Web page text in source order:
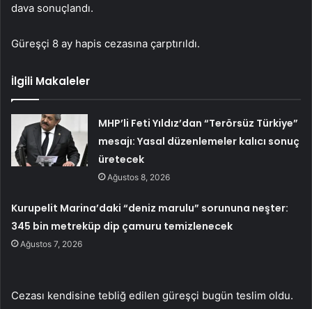
dava sonuçlandı.
Güreşçi 8 ay hapis cezasına çarptırıldı.
İlgili Makaleler
MHP’li Feti Yıldız’dan “Terörsüz Türkiye”
mesajı: Yasal düzenlemeler kalıcı sonuç
üretecek
Ağustos 8, 2026
Kurupelit Marina’daki “deniz marulu” sorununa neşter:
345 bin metreküp dip çamuru temizlenecek
Ağustos 7, 2026
Cezası kendisine tebliğ edilen güreşçi bugün teslim oldu.